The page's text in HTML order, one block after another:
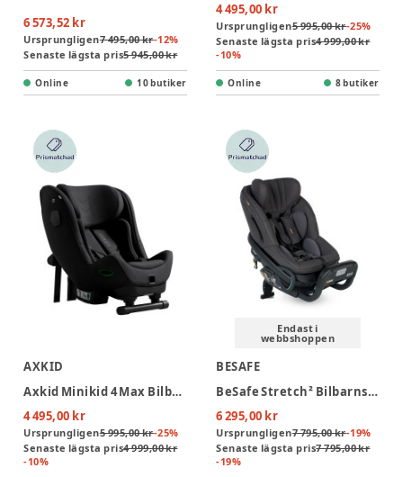
6 573,52 kr
Ursprungligen7 495,00 kr-12%
Senaste lägsta pris5 945,00 kr
Online 10 butiker
4 495,00 kr
Ursprungligen5 995,00 kr-25%
Senaste lägsta pris4 999,00 kr
-10%
Online 8 butiker
AXKID
Axkid Minikid 4 Max Bilbarnstol - Costal Storm Black
4 495,00 kr
Ursprungligen5 995,00 kr-25%
Senaste lägsta pris4 999,00 kr
-10%
Endast i
webbshoppen
BESAFE
BeSafe Stretch² Bilbarnstol - Dark Grey Mélange
6 295,00 kr
Ursprungligen7 795,00 kr-19%
Senaste lägsta pris7 795,00 kr
-19%